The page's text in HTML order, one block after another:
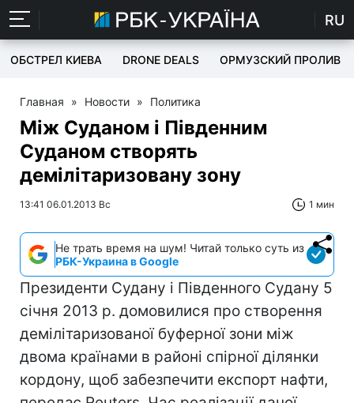
RU
ОБСТРЕЛ КИЕВА DRONE DEALS ОРМУЗСКИЙ ПРОЛИВ
Главная » Новости » Политика
Між Суданом і Південним
Суданом створять
демілітаризовану зону
13:41 06.01.2013 Вс 1 мин
Не трать время на шум! Читай только суть из
РБК-Украина в Google
Президенти Судану і Південного Судану 5
січня 2013 р. домовилися про створення
демілітаризованої буферної зони між
двома країнами в районі спірної ділянки
кордону, щоб забезпечити експорт нафти,